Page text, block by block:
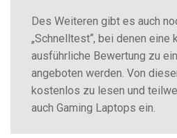
Des Weiteren gibt es auch
„Schnelltest“, bei denen eine
ausführliche Bewertung zu
angeboten werden. Von
kostenlos zu lesen und
auch Gaming Laptops ein.